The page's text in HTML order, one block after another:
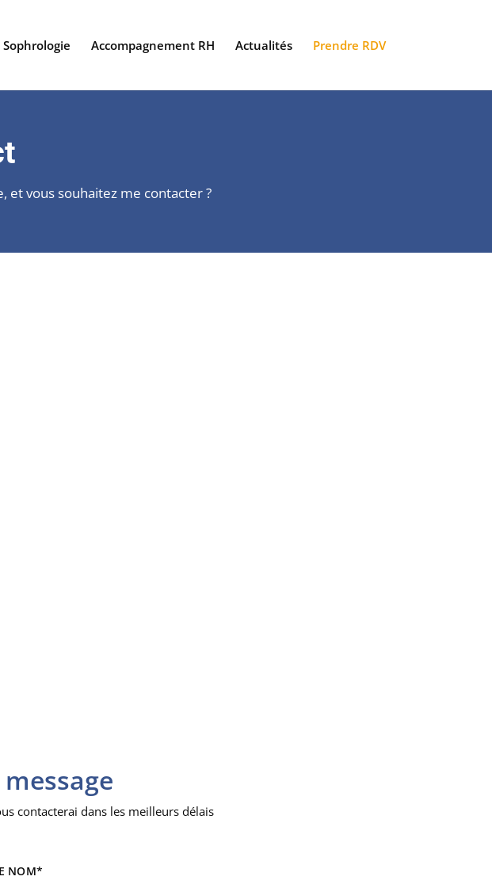
Sophrologie Accompagnement RH Actualités Prendre RDV
et vous souhaitez me contacter ?
contacterai dans les meilleurs délais
NOM*